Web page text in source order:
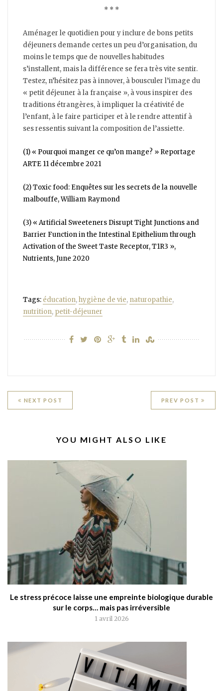
* * *
Aménager le quotidien pour y inclure de bons petits
déjeuners demande certes un peu d’organisation, du
moins le temps que de nouvelles habitudes
s’installent, mais la différence se fera très vite sentir.
Testez, n’hésitez pas à innover, à bousculer l’image du
« petit déjeuner à la française », à vous inspirer des
traditions étrangères, à impliquer la créativité de
l’enfant, à le faire participer et à le rendre attentif à
ses ressentis suivant la composition de l’assiette.
(1) « Pourquoi manger ce qu’on mange? » Reportage
ARTE 11 décembre 2021
(2) Toxic food: Enquêtes sur les secrets de la nouvelle
malbouffe, William Raymond
(3) « Artificial Sweeteners Disrupt Tight Junctions and
Barrier Function in the Intestinal Epithelium through
Activation of the Sweet Taste Receptor, T1R3 »,
Nutrients, June 2020
Tags: éducation,hygiène de vie, naturopathie,
nutrition, petit-déjeuner
Navigation
de
PREV POST
NEXT POST
RELATED
YOU MIGHT ALSO LIKE
Le stress précoce laisse une empreinte biologique durable
sur le corps… mais pas irréversible
1 avril 2026